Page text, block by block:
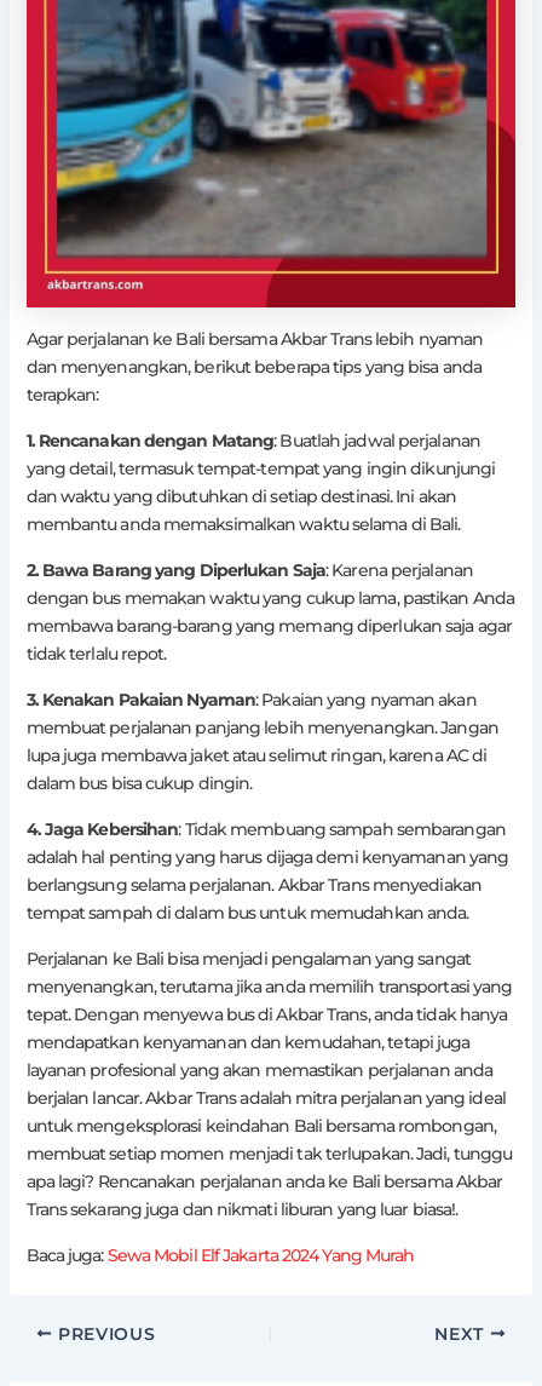
Agar perjalanan ke Bali bersama Akbar Trans lebih nyaman
dan menyenangkan, berikut beberapa tips yang bisa anda
terapkan:
1. Rencanakan dengan Matang: Buatlah jadwal perjalanan
yang detail, termasuk tempat-tempat yang ingin dikunjungi
dan waktu yang dibutuhkan di setiap destinasi. Ini akan
membantu anda memaksimalkan waktu selama di Bali.
2. Bawa Barang yang Diperlukan Saja: Karena perjalanan
dengan bus memakan waktu yang cukup lama, pastikan Anda
membawa barang-barang yang memang diperlukan saja agar
tidak terlalu repot.
3. Kenakan Pakaian Nyaman: Pakaian yang nyaman akan
membuat perjalanan panjang lebih menyenangkan. Jangan
lupa juga membawa jaket atau selimut ringan, karena AC di
dalam bus bisa cukup dingin.
4. Jaga Kebersihan: Tidak membuang sampah sembarangan
adalah hal penting yang harus dijaga demi kenyamanan yang
berlangsung selama perjalanan. Akbar Trans menyediakan
tempat sampah di dalam bus untuk memudahkan anda.
Perjalanan ke Bali bisa menjadi pengalaman yang sangat
menyenangkan, terutama jika anda memilih transportasi yang
tepat. Dengan menyewa bus di Akbar Trans, anda tidak hanya
mendapatkan kenyamanan dan kemudahan, tetapi juga
layanan profesional yang akan memastikan perjalanan anda
berjalan lancar. Akbar Trans adalah mitra perjalanan yang ideal
untuk mengeksplorasi keindahan Bali bersama rombongan,
membuat setiap momen menjadi tak terlupakan. Jadi, tunggu
apa lagi? Rencanakan perjalanan anda ke Bali bersama Akbar
Trans sekarang juga dan nikmati liburan yang luar biasa!.
Baca juga:Sewa Mobil Elf Jakarta 2024 Yang Murah
PREVIOUS NEXT